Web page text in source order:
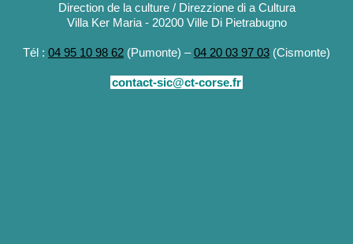
Direction de la culture / Direzzione di a Cultura
Villa Ker Maria - 20200 Ville Di Pietrabugno
Tél : 04 95 10 98 62 (Pumonte) –04 20 03 97 03 (Cismonte)
contact-sic@ct-corse.fr